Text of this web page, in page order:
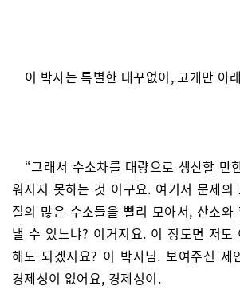
이 박사는 특별한 대꾸없이, 고개만 아
“그래서 수소차를 대량으로 생산할 만
워지지 못하는 것 이구요. 여기서 문제의
질의 많은 수소들을 빨리 모아서, 산소와
낼 수 있느냐? 이거지요. 이 정도면 저도
해도 되겠지요? 이 박사님. 보여주신 제
경제성이 없어요, 경제성이.